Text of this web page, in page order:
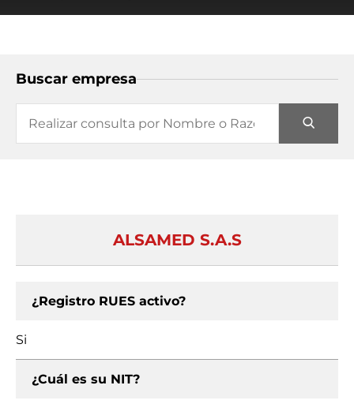
Buscar empresa
ALSAMED S.A.S
¿Registro RUES activo?
Si
¿Cuál es su NIT?